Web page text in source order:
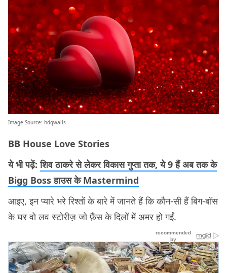
Image Source: hdqwalls
BB House Love Stories
ये भी पढ़ें:शिव ठाकरे से लेकर विकास गुप्ता तक, ये 9 हैं अब तक के
Bigg Boss हाउस के Mastermind
आइए, इन प्यारे भरे रिश्तों के बारे में जानते हैं कि कौन-सी हैं बिग-बॉस
के घर वो लव स्टोरीज़ जो फ़ैंस के दिलों में अमर हो गईं.